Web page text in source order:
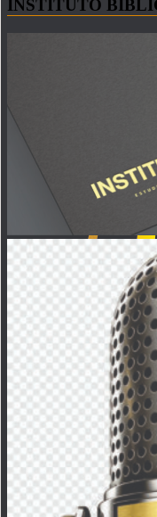
INSTITUTO